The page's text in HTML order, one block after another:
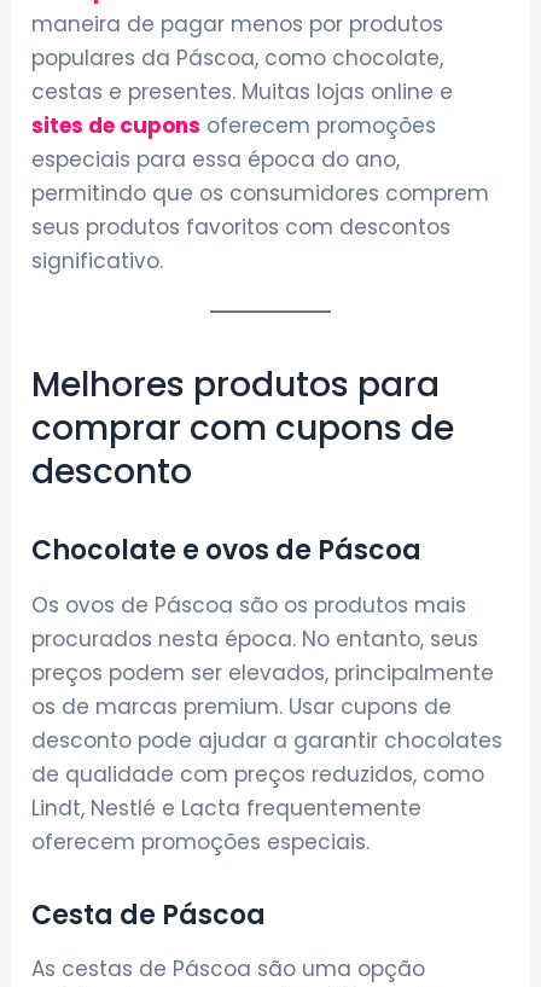
maneira de pagar menos por produtos
populares da Páscoa, como chocolate,
cestas e presentes. Muitas lojas online e
sites de cupons oferecem promoções
especiais para essa época do ano,
permitindo que os consumidores comprem
seus produtos favoritos com descontos
significativo.
Melhores produtos para
comprar com cupons de
desconto
Chocolate e ovos de Páscoa
Os ovos de Páscoa são os produtos mais
procurados nesta época. No entanto, seus
preços podem ser elevados, principalmente
os de marcas premium. Usar cupons de
desconto pode ajudar a garantir chocolates
de qualidade com preços reduzidos, como
Lindt, Nestlé e Lacta frequentemente
oferecem promoções especiais.
Cesta de Páscoa
As cestas de Páscoa são uma opção